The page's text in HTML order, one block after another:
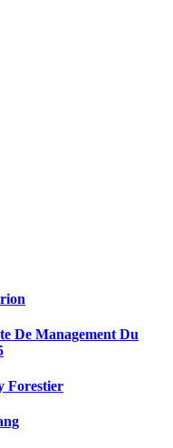
De Management Du
Forestier